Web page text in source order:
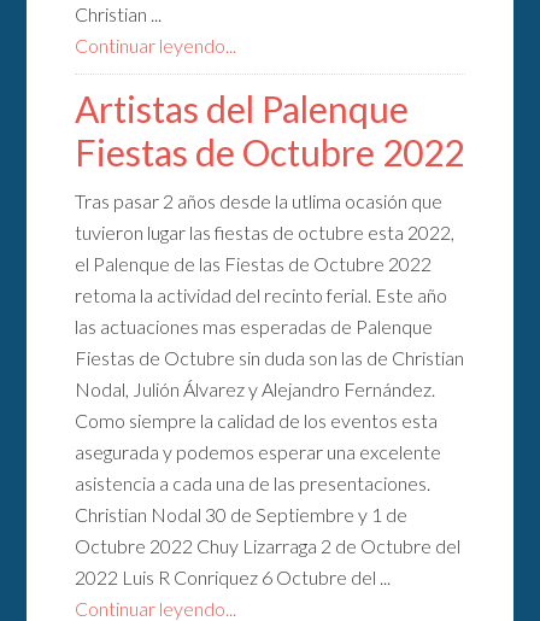
Christian ...
Continuar leyendo...
Artistas del Palenque
Fiestas de Octubre 2022
Tras pasar 2 años desde la utlima ocasión que
tuvieron lugar las fiestas de octubre esta 2022,
el Palenque de las Fiestas de Octubre 2022
retoma la actividad del recinto ferial. Este año
las actuaciones mas esperadas de Palenque
Fiestas de Octubre sin duda son las de Christian
Nodal, Julión Álvarez y Alejandro Fernández.
Como siempre la calidad de los eventos esta
asegurada y podemos esperar una excelente
asistencia a cada una de las presentaciones.
Christian Nodal 30 de Septiembre y 1 de
Octubre 2022 Chuy Lizarraga 2 de Octubre del
2022 Luis R Conriquez 6 Octubre del ...
Continuar leyendo...